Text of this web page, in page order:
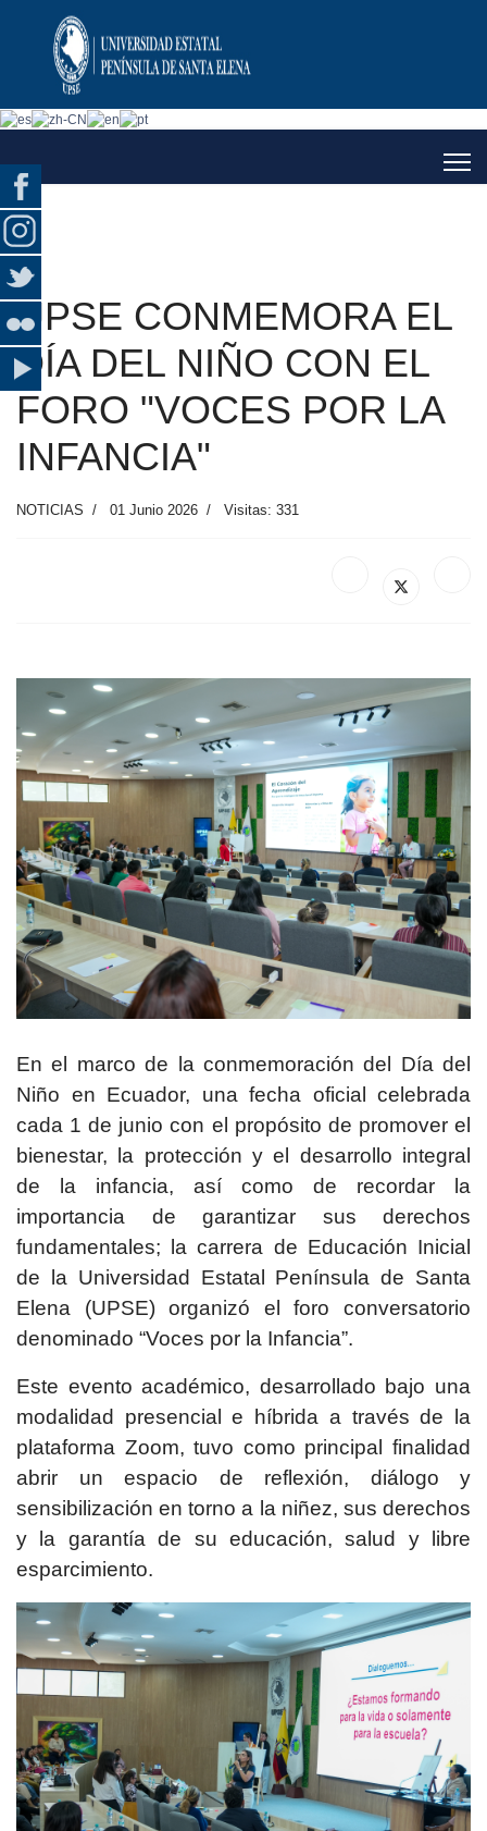
UPSE CONMEMORA EL
DÍA DEL NIÑO CON EL
FORO "VOCES POR LA
INFANCIA"
NOTICIAS 01 Junio 2026 Visitas: 331
En el marco de la conmemoración del Día del
Niño en Ecuador, una fecha oficial celebrada
cada 1 de junio con el propósito de promover el
bienestar, la protección y el desarrollo integral
de la infancia, así como de recordar la
importancia de garantizar sus derechos
fundamentales; la carrera de Educación Inicial
de la Universidad Estatal Península de Santa
Elena (UPSE) organizó el foro conversatorio
denominado “Voces por la Infancia”.
Este evento académico, desarrollado bajo una
modalidad presencial e híbrida a través de la
plataforma Zoom, tuvo como principal finalidad
abrir un espacio de reflexión, diálogo y
sensibilización en torno a la niñez, sus derechos
y la garantía de su educación, salud y libre
esparcimiento.